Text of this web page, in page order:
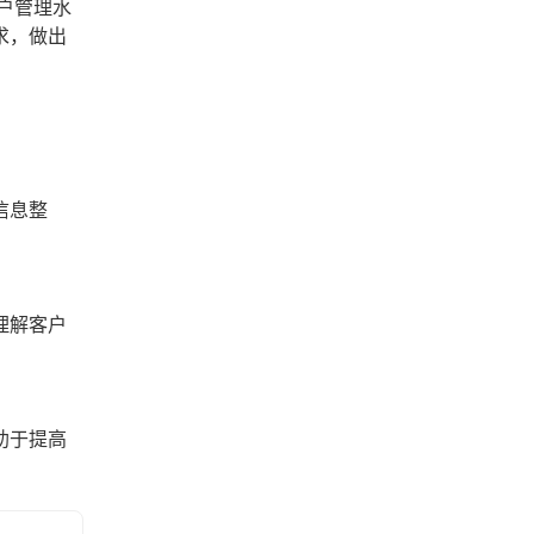
管理水
，做出
息整
解客户
于提高